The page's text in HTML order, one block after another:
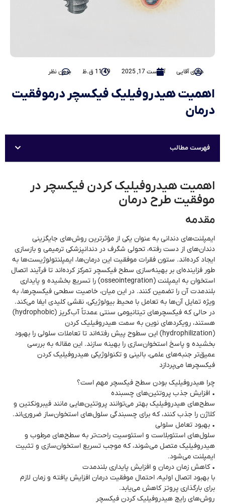
هادی آقایی آگوست 17, 2025 11:49 ق.ظ بدون نظر
اهمیت هیدروفیلیک فیکسچر درموفقیت
درمان
فهرست مطالب
اهمیت هیدروفیلیک کردن فیکسچر در
موفقیت طرح درمان
مقدمه
ایمپلنت‌های دندانی به عنوان یکی از مؤثرترین روش‌های جایگزینی
دندان‌های از دست رفته، تحولی شگرف در دندانپزشکی ترمیمی و بازسازی
ایجاد کرده‌اند. ستون فقرات موفقیت این درمان‌ها، ایمپلنتولوژیست‌ها به
طور فزاینده‌ای بر بهینه‌سازی سطح فیکسچر تمرکز کرده‌اند تا فرآیند اتصال
استخوان به ایمپلنت (osseointegration) را تسریع بخشیده و پایداری
بلندمدت آن را تضمین کنند. در این میان، خاصیت سطحی فیکسچرها، به
ویژه تمایل آن‌ها به تعامل با محیط بیولوژیکی، نقشی کلیدی ایفا می‌کند.
در حالی که فیکسچرهای تیتانیومی سنتی عمدتاً آب‌گریز (hydrophobic)
هستند، رویکردهای نوین به سمت هیدروفیلیک کردن
(hydrophilization) این سطوح پیش رفته‌اند تا تعاملات سلولی را بهبود
بخشیده و پاسخ استخوان‌سازی را بهینه سازند. این مقاله به بررسی
عمیق‌تر جنبه‌های علمی، بالینی و تکنولوژیکی هیدروفیلیک کردن
فیکسچرها می‌پردازد
چرا هیدروفیلیک بودن سطح فیکسچر مهم است؟
• افزایش جذب پروتئین‌های چسبنده
سطح‌های هیدروفیلیک بهتر می‌توانند پروتئین‌هایی مانند فیبرونکتین و
کلاژن را جذب کنند، که برای چسبندگی سلول‌های استخوان‌ساز ضروری‌اند.
• بهبود تعامل سلولی
سلول‌های استئوبلاست و استئوسیت راحت‌تر به سطح‌های مرطوب و
هیدروفیلیک متصل می‌شوند، که موجب تسریع استخوان‌سازی و تثبیت
ایمپلنت می‌شود.
• کاهش زمان درمان و افزایش پایداری بلندمدت
با بهبود اتصال اولیه، احتمال موفقیت درمان افزایش یافته و زمان لازم
برای بارگذاری پروتز کاهش می‌یابد.
روش‌های رایج هیدروفیلیک کردن فیکسچر